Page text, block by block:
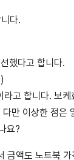
다.
했다고 합니다.
고 합니다. 보
만 이상한 점은
요?
액도 노트북 가